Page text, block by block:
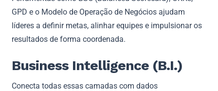
GPD e o Modelo de Operação de Negócios ajudam
líderes a definir metas, alinhar equipes e impulsionar os
resultados de forma coordenada.
Business Intelligence (B.I.)
Conecta todas essas camadas com dados